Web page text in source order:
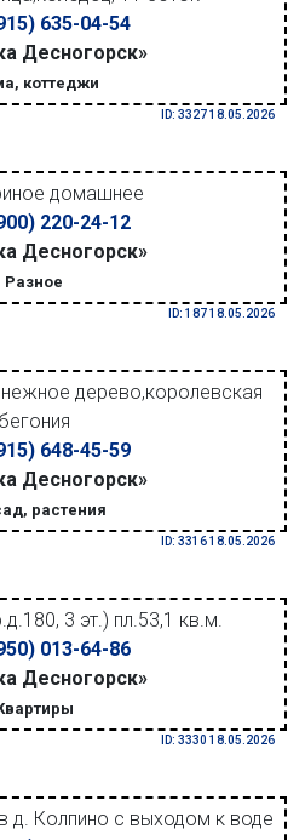
635-04-54
Десногорск»
коттеджи
ID: 3327 18.05.2026
домашнее
220-24-12
Десногорск»
Разное
ID: 187 18.05.2026
дерево,королевская
бегония
648-45-59
Десногорск»
растения
ID: 3316 18.05.2026
3 эт.) пл.53,1 кв.м.
013-64-86
Десногорск»
ID: 3330 18.05.2026
д. Колпино с выходом к воде